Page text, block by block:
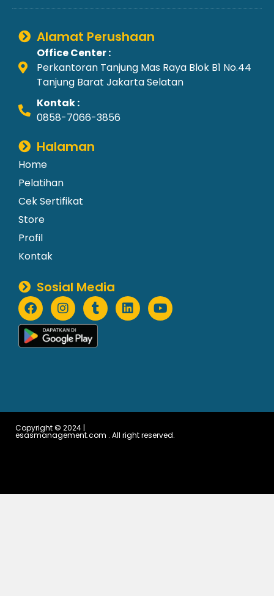
Alamat Perushaan
Office Center :
Perkantoran Tanjung Mas Raya Blok B1 No.44
Tanjung Barat Jakarta Selatan
Kontak :
0858-7066-3856
Halaman
Home
Pelatihan
Cek Sertifikat
Store
Profil
Kontak
Sosial Media
Copyright © 2024 |
esasmanagement.com . All right reserved.